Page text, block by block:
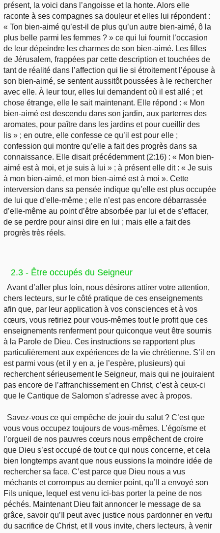
présent, la voici dans l’angoisse et la honte. Alors elle
raconte à ses compagnes sa douleur et elles lui répondent :
« Ton bien-aimé qu’est-il de plus qu’un autre bien-aimé, ô la
plus belle parmi les femmes ? » ce qui lui fournit l’occasion
de leur dépeindre les charmes de son bien-aimé. Les filles
de Jérusalem, frappées par cette description et touchées de
tant de réalité dans l’affection qui lie si étroitement l’épouse à
son bien-aimé, se sentent aussitôt poussées à le rechercher
avec elle. À leur tour, elles lui demandent où il est allé ; et
chose étrange, elle le sait maintenant. Elle répond : « Mon
bien-aimé est descendu dans son jardin, aux parterres des
aromates, pour paître dans les jardins et pour cueillir des
lis » ; en outre, elle confesse ce qu’il est pour elle ;
confession qui montre qu’elle a fait des progrès dans sa
connaissance. Elle disait précédemment (2:16) : « Mon bien-
aimé est à moi, et je suis à lui » ; à présent elle dit : « Je suis
à mon bien-aimé, et mon bien-aimé est à moi ». Cette
interversion dans sa pensée indique qu’elle est plus occupée
de lui que d’elle-même ; elle n’est pas encore débarrassée
d’elle-même au point d’être absorbée par lui et de s’effacer,
de se perdre pour ainsi dire en lui ; mais elle a fait des
progrès très réels.
2.3 - Être occupés du Seigneur
Avant d’aller plus loin, nous désirons attirer votre attention,
chers lecteurs, sur le côté pratique de ces enseignements
afin que, par leur application à vos consciences et à vos
cœurs, vous retiriez pour vous-mêmes tout le profit que ces
enseignements renferment pour quiconque veut être soumis
à la Parole de Dieu. Ces instructions se rapportent plus
particulièrement aux expériences de la vie chrétienne. S’il en
est parmi vous (et il y en a, je l’espère, plusieurs) qui
recherchent sérieusement le Seigneur, mais qui ne jouiraient
pas encore de l’affranchissement en Christ, c’est à ceux-ci
que le Cantique de Salomon s’adresse avec à propos.
Savez-vous ce qui empêche de jouir du salut ? C’est que
vous vous occupez toujours de vous-mêmes. L’égoïsme et
l’orgueil de nos pauvres cœurs nous empêchent de croire
que Dieu s’est occupé de tout ce qui nous concerne, et cela
bien longtemps avant que nous eussions la moindre idée de
rechercher sa face. C’est parce que Dieu nous a vus
méchants et corrompus au dernier point, qu’Il a envoyé son
Fils unique, lequel est venu ici-bas porter la peine de nos
péchés. Maintenant Dieu fait annoncer le message de sa
grâce, savoir qu’Il peut avec justice nous pardonner en vertu
du sacrifice de Christ, et Il vous invite, chers lecteurs, à venir